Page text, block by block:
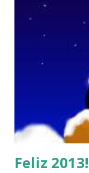
Feliz